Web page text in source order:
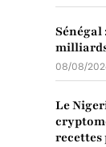
Sénégal
milliards
08/08/
Le
recettes